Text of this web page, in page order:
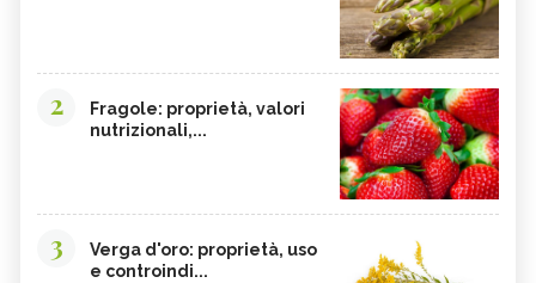
2
Fragole: proprietà, valori
nutrizionali,...
3
Verga d'oro: proprietà, uso
e controindi...